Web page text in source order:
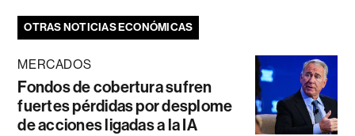
OTRAS NOTICIAS ECONÓMICAS
MERCADOS
Fondos de cobertura sufren
fuertes pérdidas por desplome
de acciones ligadas a la IA